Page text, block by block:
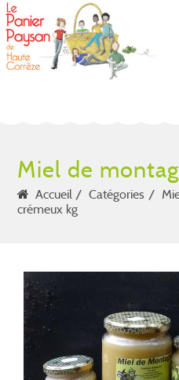
Miel de
Accueil Catégories
crémeux kg